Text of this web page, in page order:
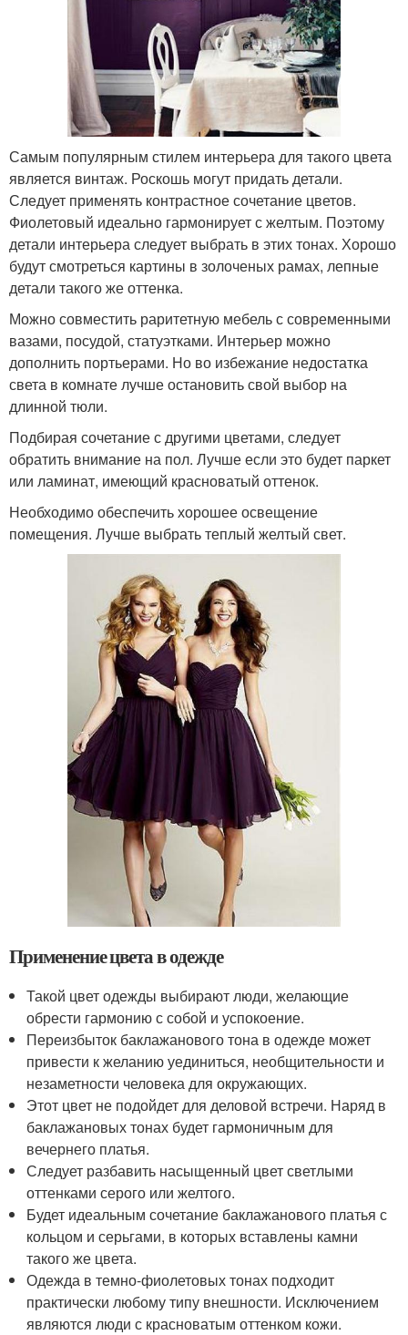
Самым популярным стилем интерьера для такого цвета
является винтаж. Роскошь могут придать детали.
Следует применять контрастное сочетание цветов.
Фиолетовый идеально гармонирует с желтым. Поэтому
детали интерьера следует выбрать в этих тонах. Хорошо
будут смотреться картины в золоченых рамах, лепные
детали такого же оттенка.
Можно совместить раритетную мебель с современными
вазами, посудой, статуэтками. Интерьер можно
дополнить портьерами. Но во избежание недостатка
света в комнате лучше остановить свой выбор на
длинной тюли.
Подбирая сочетание с другими цветами, следует
обратить внимание на пол. Лучше если это будет паркет
или ламинат, имеющий красноватый оттенок.
Необходимо обеспечить хорошее освещение
помещения. Лучше выбрать теплый желтый свет.
Применение цвета в одежде
Такой цвет одежды выбирают люди, желающие
обрести гармонию с собой и успокоение.
Переизбыток баклажанового тона в одежде может
привести к желанию уединиться, необщительности и
незаметности человека для окружающих.
Этот цвет не подойдет для деловой встречи. Наряд в
баклажановых тонах будет гармоничным для
вечернего платья.
Следует разбавить насыщенный цвет светлыми
оттенками серого или желтого.
Будет идеальным сочетание баклажанового платья с
кольцом и серьгами, в которых вставлены камни
такого же цвета.
Одежда в темно-фиолетовых тонах подходит
практически любому типу внешности. Исключением
являются люди с красноватым оттенком кожи.